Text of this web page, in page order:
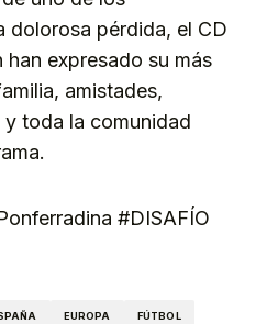
dolorosa pérdida, el CD
expresado su más
amistades,
toda la comunidad
#DISAFÍO
EUROPA FÚTBOL